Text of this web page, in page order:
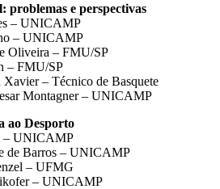
problemas e perspectivas
– UNICAMP
– UNICAMP
Oliveira – FMU/SP
– FMU/SP
– Técnico de Basquete
Montagner – UNICAMP
ao Desporto
– UNICAMP
de Barros – UNICAMP
– UFMG
– UNICAMP